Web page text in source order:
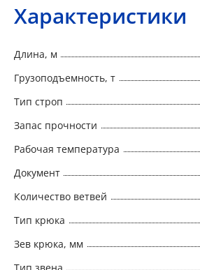
Характеристики
Длина, м
Грузоподъемность, т
Тип строп
Запас прочности
Рабочая температура
Документ
Количество ветвей
Тип крюка
Зев крюка, мм